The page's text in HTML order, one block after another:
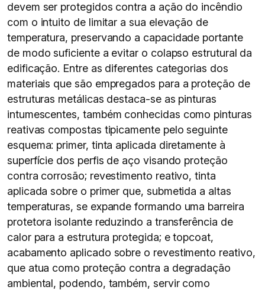
devem ser protegidos contra a ação do incêndio
com o intuito de limitar a sua elevação de
temperatura, preservando a capacidade portante
de modo suficiente a evitar o colapso estrutural da
edificação. Entre as diferentes categorias dos
materiais que são empregados para a proteção de
estruturas metálicas destaca-se as pinturas
intumescentes, também conhecidas como pinturas
reativas compostas tipicamente pelo seguinte
esquema: primer, tinta aplicada diretamente à
superfície dos perfis de aço visando proteção
contra corrosão; revestimento reativo, tinta
aplicada sobre o primer que, submetida a altas
temperaturas, se expande formando uma barreira
protetora isolante reduzindo a transferência de
calor para a estrutura protegida; e topcoat,
acabamento aplicado sobre o revestimento reativo,
que atua como proteção contra a degradação
ambiental, podendo, também, servir como